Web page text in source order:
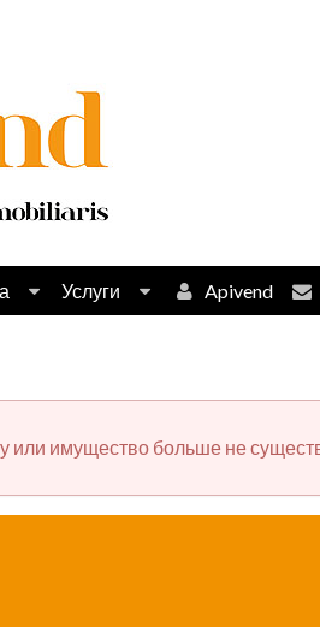
Услуги Apivend
или имущество больше не